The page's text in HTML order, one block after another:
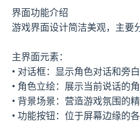
界面功能介绍
游戏界面设计简洁美观，主要
主界面元素：
• 对话框：显示角色对话和旁
• 角色立绘：展示当前说话的
• 背景场景：营造游戏氛围的
• 功能按钮：位于屏幕边缘的